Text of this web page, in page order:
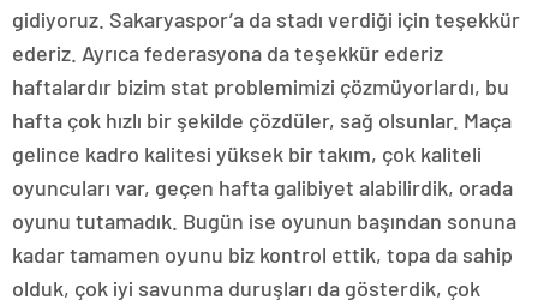
gidiyoruz. Sakaryaspor’a da stadı verdiği için teşekkür
ederiz. Ayrıca federasyona da teşekkür ederiz
haftalardır bizim stat problemimizi çözmüyorlardı, bu
hafta çok hızlı bir şekilde çözdüler, sağ olsunlar. Maça
gelince kadro kalitesi yüksek bir takım, çok kaliteli
oyuncuları var, geçen hafta galibiyet alabilirdik, orada
oyunu tutamadık. Bugün ise oyunun başından sonuna
kadar tamamen oyunu biz kontrol ettik, topa da sahip
olduk, çok iyi savunma duruşları da gösterdik, çok